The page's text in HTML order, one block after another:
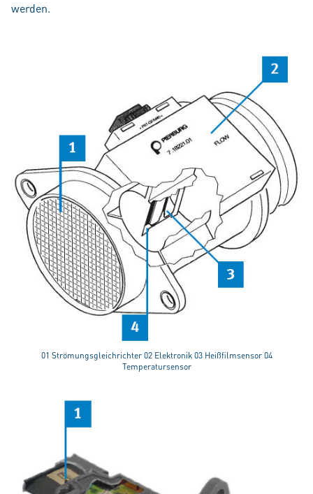
werden.
01 Strömungsgleichrichter 02 Elektronik 03 Heißfilmsensor 04
Temperatursensor